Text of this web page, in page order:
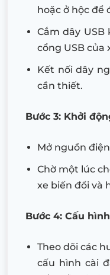
hoặc ở hộc để
Cắm dây
cổng USB của
Kết nối dây
cần thiết.
Bước 3: Khởi
Mở nguồn
Chờ một lúc
xe biến đổi và
Bước 4: Cấu hình
Theo dõi các
cấu hình cài